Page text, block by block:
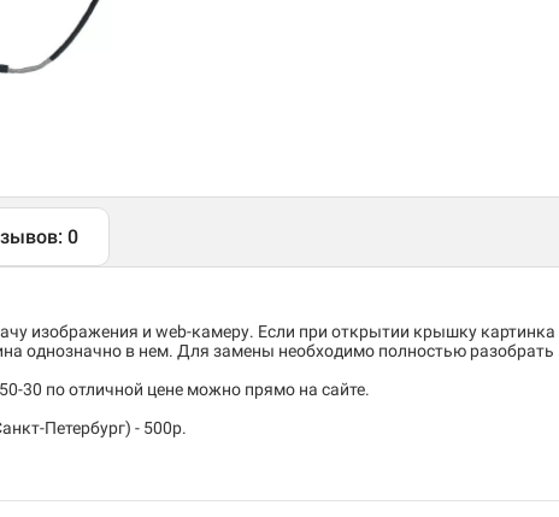
0
изображения и web-камеру. Если при открытии крышку картинка
однозначно в нем. Для замены необходимо полностью
30 по отличной цене можно прямо на сайте.
Петербург) - 500р.